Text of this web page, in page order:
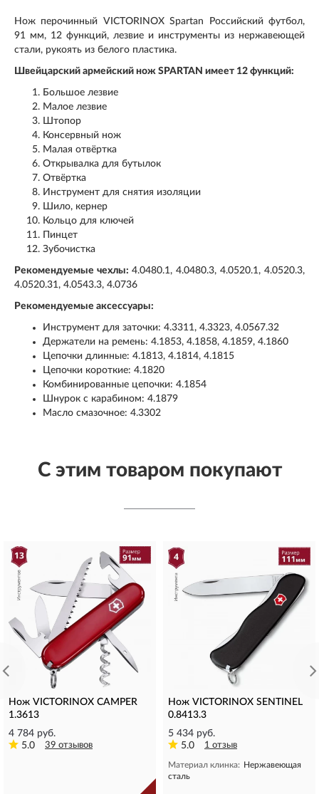
Нож перочинный VICTORINOX Spartan Российский футбол,
91 мм, 12 функций, лезвие и инструменты из нержавеющей
стали, рукоять из белого пластика.
Швейцарский армейский нож SPARTAN имеет 12 функций:
Большое лезвие
Малое лезвие
Штопор
Консервный нож
Малая отвёртка
Открывалка для бутылок
Отвёртка
Инструмент для снятия изоляции
Шило, кернер
Кольцо для ключей
Пинцет
Зубочистка
Рекомендуемые чехлы: 4.0480.1, 4.0480.3, 4.0520.1, 4.0520.3,
4.0520.31, 4.0543.3, 4.0736
Рекомендуемые аксессуары:
Инструмент для заточки: 4.3311, 4.3323, 4.0567.32
Держатели на ремень: 4.1853, 4.1858, 4.1859, 4.1860
Цепочки длинные: 4.1813, 4.1814, 4.1815
Цепочки короткие: 4.1820
Комбинированные цепочки: 4.1854
Шнурок с карабином: 4.1879
Масло смазочное: 4.3302
С этим товаром покупают
Нож VICTORINOX CAMPER
1.3613
4 784 руб.
5.0
39 отзывов
Нож VICTORINOX SENTINEL
0.8413.3
5 434 руб.
5.0
1 отзыв
Материал клинка: Нержавеющая
сталь